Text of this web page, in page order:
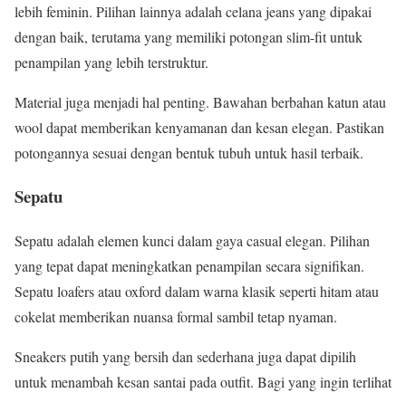
lebih feminin. Pilihan lainnya adalah celana jeans yang dipakai
dengan baik, terutama yang memiliki potongan slim-fit untuk
penampilan yang lebih terstruktur.
Material juga menjadi hal penting. Bawahan berbahan katun atau
wool dapat memberikan kenyamanan dan kesan elegan. Pastikan
potongannya sesuai dengan bentuk tubuh untuk hasil terbaik.
Sepatu
Sepatu adalah elemen kunci dalam gaya casual elegan. Pilihan
yang tepat dapat meningkatkan penampilan secara signifikan.
Sepatu loafers atau oxford dalam warna klasik seperti hitam atau
cokelat memberikan nuansa formal sambil tetap nyaman.
Sneakers putih yang bersih dan sederhana juga dapat dipilih
untuk menambah kesan santai pada outfit. Bagi yang ingin terlihat